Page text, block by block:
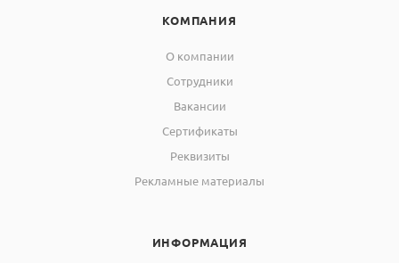
КОМПАНИЯ
О компании
Сотрудники
Вакансии
Сертификаты
Реквизиты
Рекламные материалы
ИНФОРМАЦИЯ